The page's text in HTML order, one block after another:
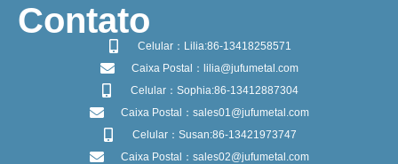
​Contato
Celular：Lilia:86-13418258571
Caixa Postal：lilia@jufumetal.com
Celular：Sophia:86-13412887304
Caixa Postal：sales01@jufumetal.com
Celular：Susan:86-13421973747
Caixa Postal：sales02@jufumetal.com